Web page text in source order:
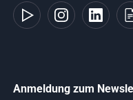
Anmeldung zum